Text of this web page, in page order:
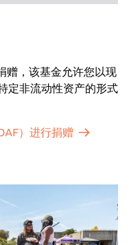
赠，该基金允许您以现
定非流动性资产的形式
）进行捐赠